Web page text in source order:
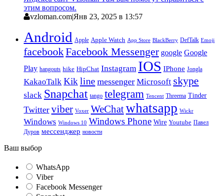
этим вопросом.
vzloman.com|Янв 23, 2025 в 13:57
Android Apple Apple Watch App Store BlackBerry DefTalk Emoji
facebookFacebook Messenger google Google
Play hangouts hike HipChat Instagram IOS IPhone Jongla
KakaoTalk Kik line messenger Microsoft skype
slack Snapchat tango telegram Tencent Threema Tinder
Twitter viber Voxer WeChatwhatsapp Wickr
Windows Windows 10 Windows Phone Wire Youtube Павел
Дуров мессенджер новости
Ваш выбор
WhatsApp
Viber
Facebook Messenger